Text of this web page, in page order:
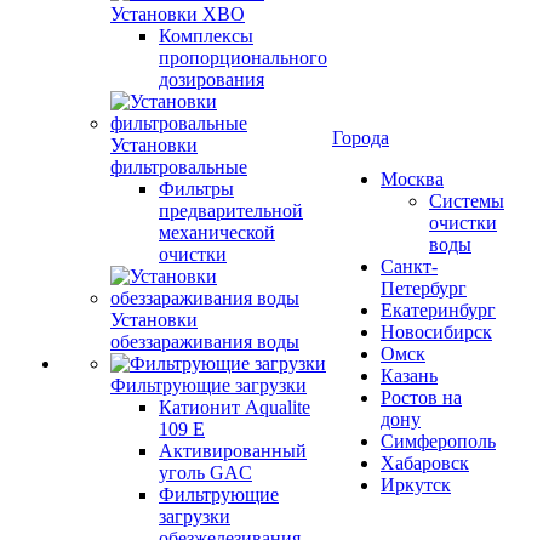
Установки ХВО
Комплексы
пропорционального
дозирования
Установки
фильтровальные
Фильтры
предварительной
механической
очистки
Установки
обеззараживания воды
Фильтрующие загрузки
Катионит Aqualite
109 E
Активированный
уголь GAC
Фильтрующие
загрузки
Города
Москва
Системы
очистки
воды
Санкт-
Петербург
Екатеринбург
Новосибирск
Омск
Казань
Ростов на
дону
Симферополь
Хабаровск
Иркутск